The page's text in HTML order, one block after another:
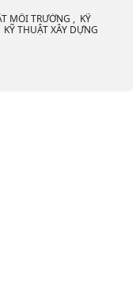
THUẬT XÂY DỰNG CÔNG TRÌNH THỦY , KỸ THUẬT XÂY DỰNG